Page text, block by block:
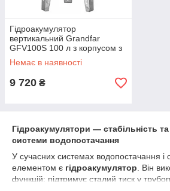
Гідроакумулятор
вертикальний Grandfar
GFV100S 100 л з корпусом з
нержавіючої сталі для
насосних станцій
Немає в наявності
9 720 ₴
Гідроакумулятори — стабільність
системи водопостачання
У сучасних системах водопостачання
елементом є гідроакумулятор . Він
функцій: підтримує сталий тиск у